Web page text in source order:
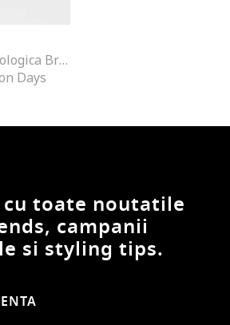
Portofel din piele ecologica Brenton, Maro taupe
Days
toate noutatile
campanii
si styling tips.